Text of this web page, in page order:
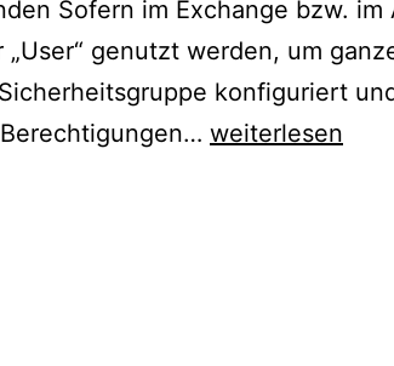
Sofern im Exchange bzw.
genutzt werden, um
konfiguriert
Kalenderzugriff
weiterlesen